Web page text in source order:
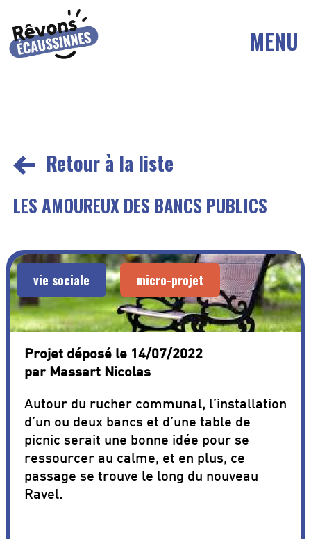
MENU
Retour à la liste
LES AMOUREUX DES BANCS PUBLICS
vie sociale micro-projet
Projet déposé le 14/07/2022
par Massart Nicolas
Autour du rucher communal, l’installation
d’un ou deux bancs et d’une table de
picnic serait une bonne idée pour se
ressourcer au calme, et en plus, ce
passage se trouve le long du nouveau
Ravel.